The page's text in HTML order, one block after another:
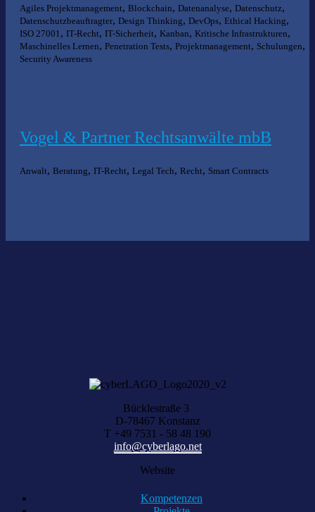
Agiles Projektmanagement, Blockchain, Datenanalyse, Datenschutz,
Datenschutzbeauftragter, Design Thinking, DevOps, Ethical Hacking,
ISO 27001 , IT-Recht, IT-Sicherheit, Kanban, Kritische Infrastrukturen,
Maschinelles Lernen, Penetration Tests, Projektmanagement, Schulungen,
Security Awareness
Vogel & Partner Rechtsanwälte mbB
Anwalt, Beratung, IT-Recht, Legal Tech, Recht, Smart Contracts
Bücklestraße 3
D-78467 Konstanz
T +49 7531 - 58 48 190
info@cyberlago.net
Website
Kompetenzen